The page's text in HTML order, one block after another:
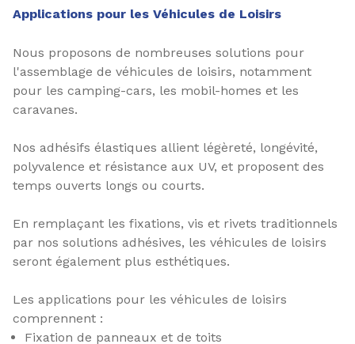
Applications pour les Véhicules de Loisirs
Nous proposons de nombreuses solutions pour
l'assemblage de véhicules de loisirs, notamment
pour les camping-cars, les mobil-homes et les
caravanes.
Nos adhésifs élastiques allient légèreté, longévité,
polyvalence et résistance aux UV, et proposent des
temps ouverts longs ou courts.
En remplaçant les fixations, vis et rivets traditionnels
par nos solutions adhésives, les véhicules de loisirs
seront également plus esthétiques.
Les applications pour les véhicules de loisirs
comprennent :
Fixation de panneaux et de toits